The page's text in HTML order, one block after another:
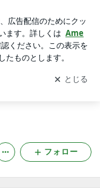
を受け取りまし
開く
フォロー